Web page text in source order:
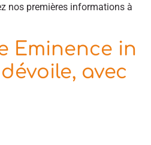
nos premières informations à
Eminence in
avec